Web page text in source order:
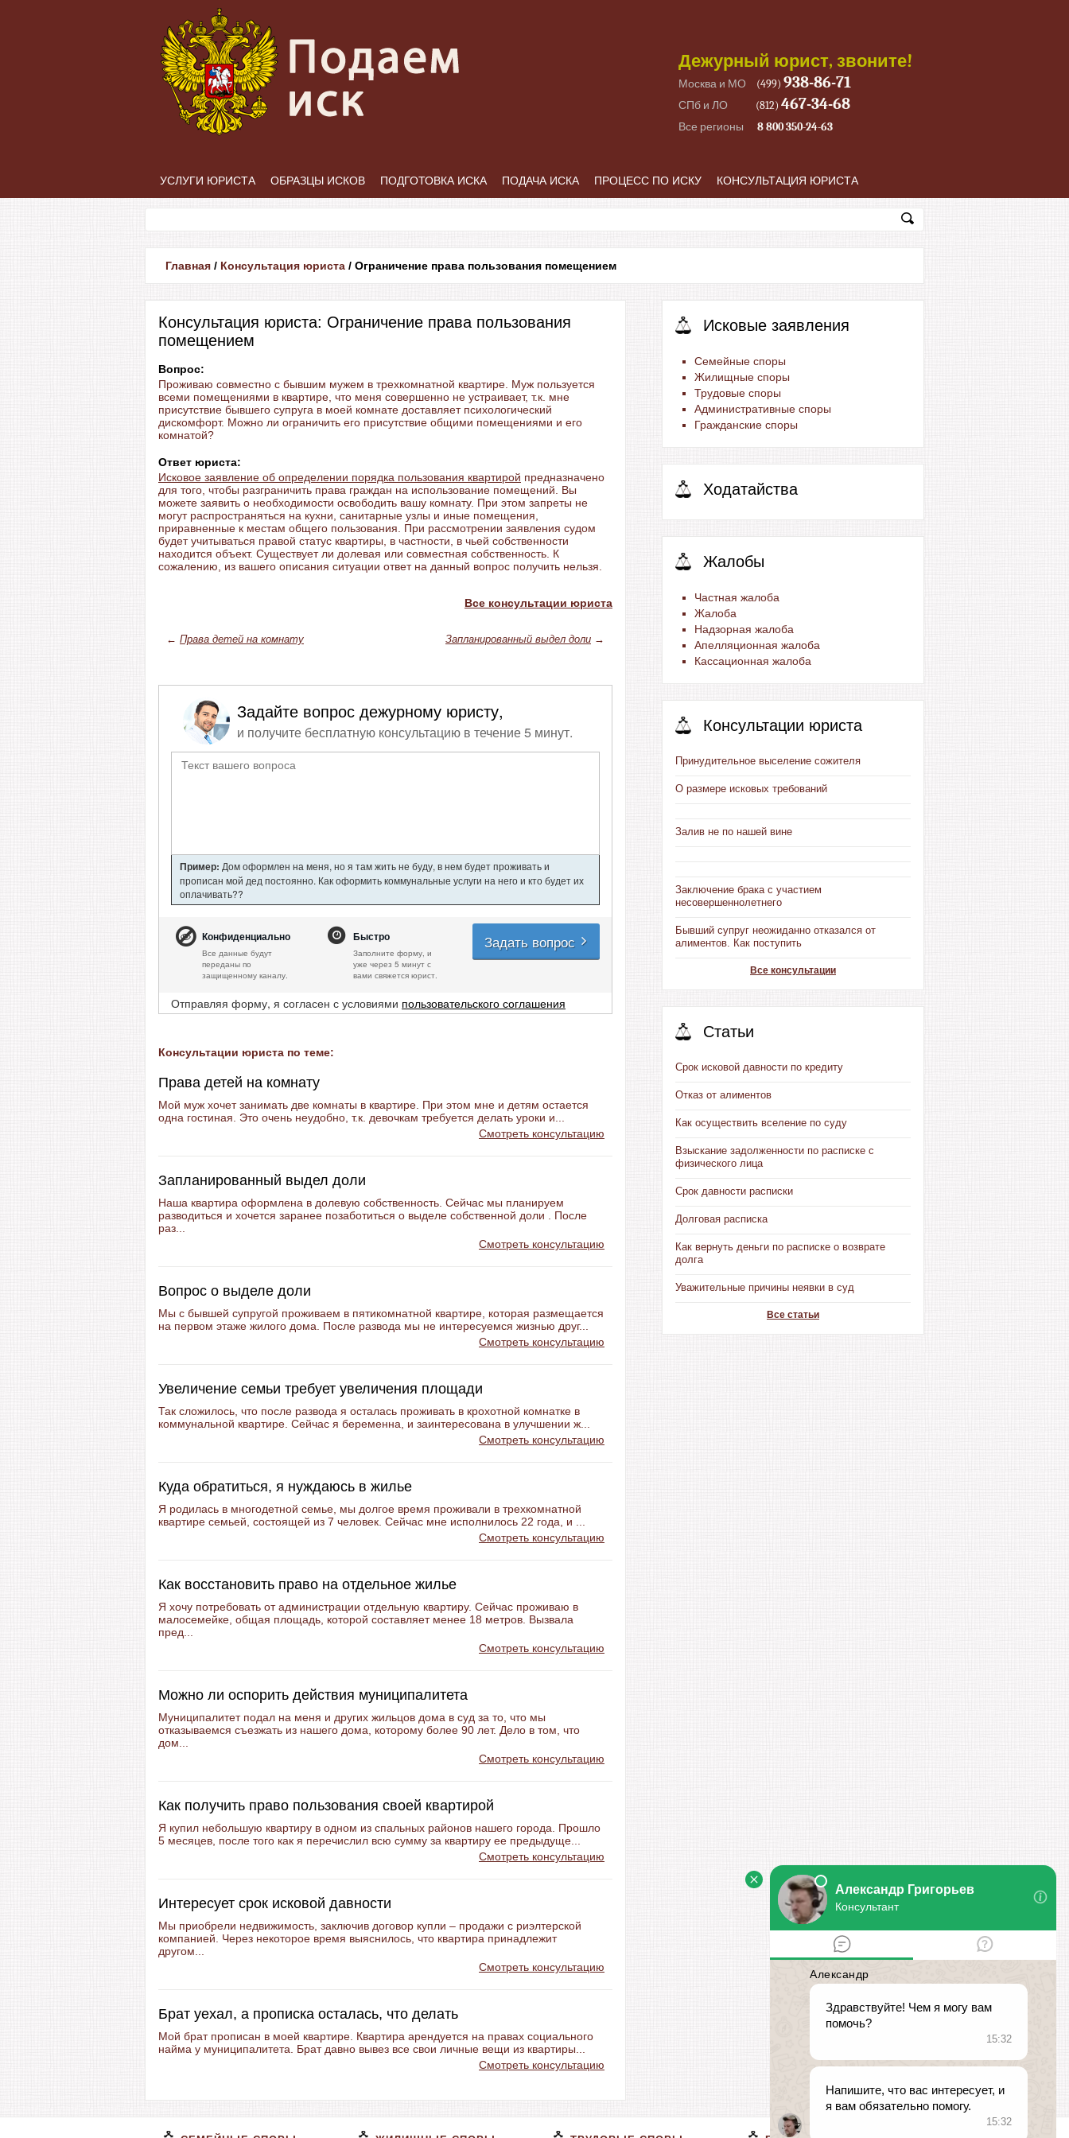
Дежурный юрист, звоните!
Москва и МО (499) 938-86-71
СПб и ЛО (812) 467-34-68
Все регионы 8 800 350-24-63
УСЛУГИ ЮРИСТА ОБРАЗЦЫ ИСКОВ ПОДГОТОВКА ИСКА ПОДАЧА ИСКА ПРОЦЕСС ПО ИСКУ КОНСУЛЬТАЦИЯ ЮРИСТА
Главная / Консультация юриста / Ограничение права пользования помещением
Консультация юриста: Ограничение права пользования
помещением
Вопрос:
Проживаю совместно с бывшим мужем в трехкомнатной квартире. Муж пользуется
всеми помещениями в квартире, что меня совершенно не устраивает, т.к. мне
присутствие бывшего супруга в моей комнате доставляет психологический
дискомфорт. Можно ли ограничить его присутствие общими помещениями и его
комнатой?
Ответ юриста:
Исковое заявление об определении порядка пользования квартирой предназначено
для того, чтобы разграничить права граждан на использование помещений. Вы
можете заявить о необходимости освободить вашу комнату. При этом запреты не
могут распространяться на кухни, санитарные узлы и иные помещения,
приравненные к местам общего пользования. При рассмотрении заявления судом
будет учитываться правой статус квартиры, в частности, в чьей собственности
находится объект. Существует ли долевая или совместная собственность. К
сожалению, из вашего описания ситуации ответ на данный вопрос получить нельзя.
Все консультации юриста
← Права детей на комнату Запланированный выдел доли →
Задайте вопрос дежурному юристу,
и получите бесплатную консультацию в течение 5 минут.
Пример: Дом оформлен на меня, но я там жить не буду, в нем будет проживать и
прописан мой дед постоянно. Как оформить коммунальные услуги на него и кто будет их
оплачивать??
Конфиденциально
Все данные будут
переданы по
защищенному каналу.
Быстро
Заполните форму, и
уже через 5 минут с
вами свяжется юрист.
Задать вопрос
Отправляя форму, я согласен с условиями пользовательского соглашения
Консультации юриста по теме:
Права детей на комнату
Мой муж хочет занимать две комнаты в квартире. При этом мне и детям остается
одна гостиная. Это очень неудобно, т.к. девочкам требуется делать уроки и...
Смотреть консультацию
Запланированный выдел доли
Наша квартира оформлена в долевую собственность. Сейчас мы планируем
разводиться и хочется заранее позаботиться о выделе собственной доли . После
раз...
Смотреть консультацию
Вопрос о выделе доли
Мы с бывшей супругой проживаем в пятикомнатной квартире, которая размещается
на первом этаже жилого дома. После развода мы не интересуемся жизнью друг...
Смотреть консультацию
Увеличение семьи требует увеличения площади
Так сложилось, что после развода я осталась проживать в крохотной комнатке в
коммунальной квартире. Сейчас я беременна, и заинтересована в улучшении ж...
Смотреть консультацию
Куда обратиться, я нуждаюсь в жилье
Я родилась в многодетной семье, мы долгое время проживали в трехкомнатной
квартире семьей, состоящей из 7 человек. Сейчас мне исполнилось 22 года, и ...
Смотреть консультацию
Как восстановить право на отдельное жилье
Я хочу потребовать от администрации отдельную квартиру. Сейчас проживаю в
малосемейке, общая площадь, которой составляет менее 18 метров. Вызвала
пред...
Смотреть консультацию
Можно ли оспорить действия муниципалитета
Муниципалитет подал на меня и других жильцов дома в суд за то, что мы
отказываемся съезжать из нашего дома, которому более 90 лет. Дело в том, что
дом...
Смотреть консультацию
Как получить право пользования своей квартирой
Я купил небольшую квартиру в одном из спальных районов нашего города. Прошло
5 месяцев, после того как я перечислил всю сумму за квартиру ее предыдуще...
Смотреть консультацию
Интересует срок исковой давности
Мы приобрели недвижимость, заключив договор купли – продажи с риэлтерской
компанией. Через некоторое время выяснилось, что квартира принадлежит
другом...
Смотреть консультацию
Брат уехал, а прописка осталась, что делать
Мой брат прописан в моей квартире. Квартира арендуется на правах социального
найма у муниципалитета. Брат давно вывез все свои личные вещи из квартиры...
Смотреть консультацию
Исковые заявления
Семейные споры
Жилищные споры
Трудовые споры
Административные споры
Гражданские споры
Ходатайства
Жалобы
Частная жалоба
Жалоба
Надзорная жалоба
Апелляционная жалоба
Кассационная жалоба
Консультации юриста
Принудительное выселение сожителя
О размере исковых требований
Залив не по нашей вине
Заключение брака с участием
несовершеннолетнего
Бывший супруг неожиданно отказался от
алиментов. Как поступить
Все консультации
Статьи
Срок исковой давности по кредиту
Отказ от алиментов
Как осуществить вселение по суду
Взыскание задолженности по расписке с
физического лица
Срок давности расписки
Долговая расписка
Как вернуть деньги по расписке о возврате
долга
Уважительные причины неявки в суд
Все статьи